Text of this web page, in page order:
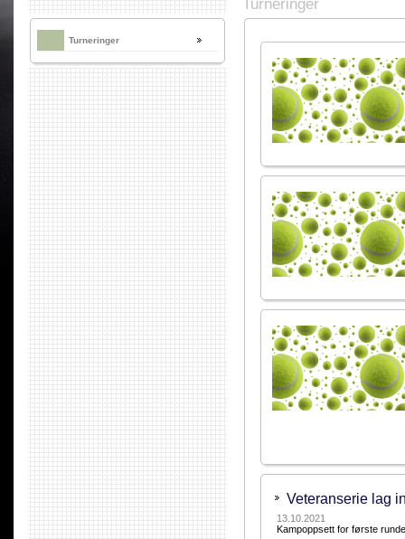
Turneringer
Turneringer
Veteranserie lag
13.10.2021
Kampoppsett for første